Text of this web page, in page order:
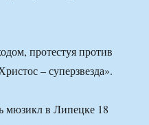
протестуя против
– суперзвезда».
мюзикл в Липецке 18